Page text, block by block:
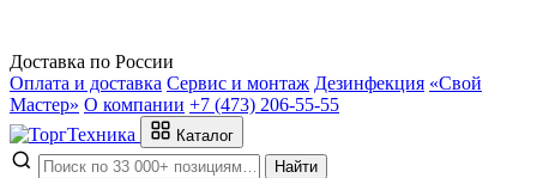
Доставка по России
Оплата и доставка Сервис и монтаж Дезинфекция «Свой
Мастер» О компании +7 (473) 206-55-55
Каталог
Найти